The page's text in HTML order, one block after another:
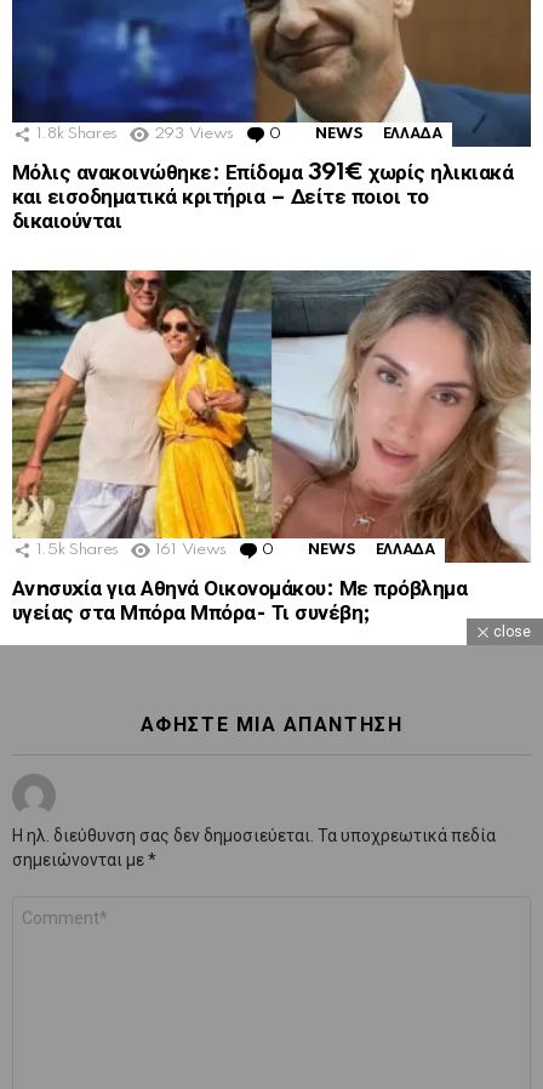
1.8k Shares 293 Views 0 Comments
NEWS ΕΛΛΑΔΑ
Μόλις ανακοινώθηκε: Επίδομα 391€ χωρίς ηλικιακά
και εισοδηματικά κριτήρια – Δείτε ποιοι το
δικαιούνται
1.5k Shares 161 Views 0 Comments
NEWS ΕΛΛΑΔΑ
Ανnσυxία για Αθηνά Οικονομάκου: Με πρόβλημα
υγείας στα Μπόρα Μπόρα- Τι συνέβη;
ΑΦΉΣΤΕ ΜΙΑ ΑΠΆΝΤΗΣΗ
Η ηλ. διεύθυνση σας δεν δημοσιεύεται. Τα υποχρεωτικά πεδία
σημειώνονται με*
close